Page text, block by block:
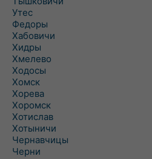
Утес
Федоры
Хабовичи
Хидры
Хмелево
Ходосы
Хомск
Хорева
Хоромск
Хотислав
Хотыничи
Чернавчицы
Черни